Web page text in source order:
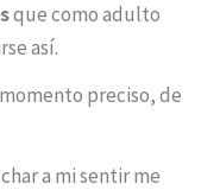
que como adulto
así.
preciso, de
a mi sentir me